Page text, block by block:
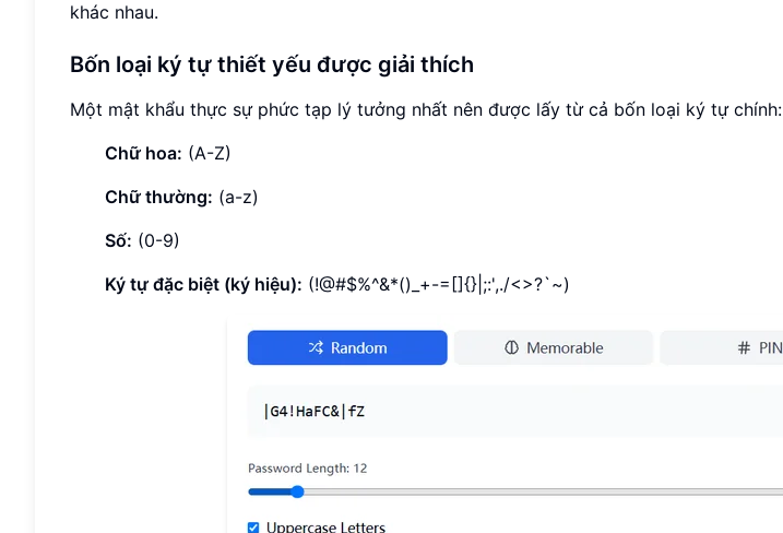
khác nhau.
Bốn loại ký tự thiết yếu được giải thích
Một mật khẩu thực sự phức tạp lý tưởng nhất nên được lấy từ cả bốn loại ký tự chính:
Chữ hoa: (A-Z)
Chữ thường: (a-z)
Số: (0-9)
Ký tự đặc biệt (ký hiệu): (!@#$%^&*()_+-=[]{}|;:',./<>?`~)